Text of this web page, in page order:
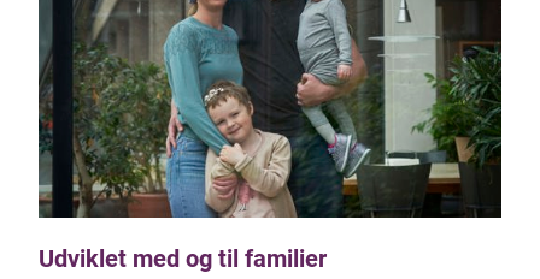
Udviklet med og til familier